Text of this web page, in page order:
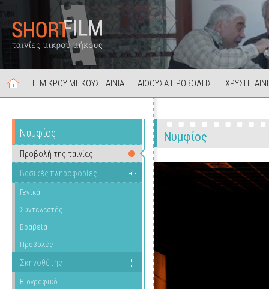
Η ΜΙΚΡΟΥ ΜΗΚΟΥΣ ΤΑΙΝΙΑ ΑΙΘΟΥΣΑ ΠΡΟΒΟΛΗΣ ΧΡΥΣΗ
Νυμφίος
Προβολή της ταινίας
Βασικές πληροφορίες
Γενικά
Συντελεστές
Βραβεία
Προβολές
Σκηνοθέτης
Βιογραφικό
Νυμφίος